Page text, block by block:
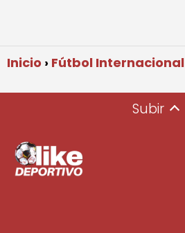
Inicio Fútbol Internacional
Subir